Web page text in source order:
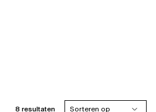
8 resultaten
Sorteren op